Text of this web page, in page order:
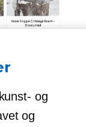
og
og